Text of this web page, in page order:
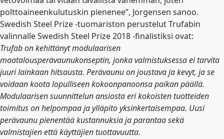
polttoaineenkulutuskin pienenee”, Jorgensen sanoo.
Swedish Steel Prize -tuomariston perustelut Trufabin
valinnalle Swedish Steel Prize 2018 -finalistiksi ovat:
Trufab on kehittänyt modulaarisen
maatalousperävaunukonseptin, jonka valmistuksessa ei tarvita
juuri lainkaan hitsausta. Perävaunu on joustava ja kevyt, ja se
voidaan koota lopulliseen kokoonpanoonsa paikan päällä.
Modulaarisen suunnittelun ansiosta eri kokoisten tuotteiden
toimitus on helpompaa ja ylläpito yksinkertaisempaa. Uusi
perävaunu pienentää kustannuksia ja parantaa sekä
valmistajien että käyttäjien tuottavuutta.